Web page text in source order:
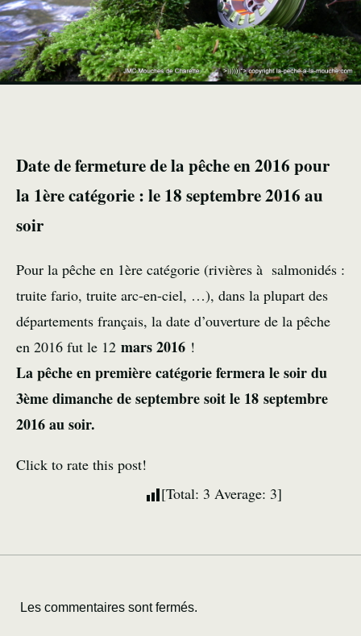
Date de fermeture de la pêche en 2016 pour
la 1ère catégorie : le 18 septembre 2016 au
soir
Pour la pêche en 1ère catégorie (rivières à salmonidés :
truite fario, truite arc-en-ciel, …), dans la plupart des
départements français, la date d’ouverture de la pêche
en 2016 fut le 12 mars 2016 !
La pêche en première catégorie fermera le soir du
3ème dimanche de septembre soit le 18 septembre
2016 au soir.
Click to rate this post!
[Total: 3 Average: 3]
Les commentaires sont fermés.